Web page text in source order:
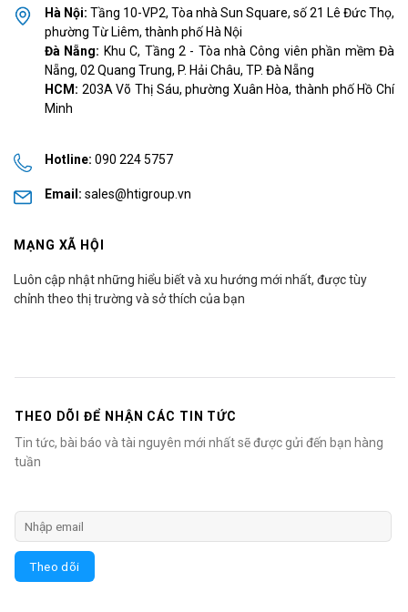
Hà Nội: Tầng 10-VP2, Tòa nhà Sun Square, số 21 Lê Đức Thọ,
phường Từ Liêm, thành phố Hà Nội
Đà Nẵng: Khu C, Tầng 2 - Tòa nhà Công viên phần mềm Đà
Nẵng, 02 Quang Trung, P. Hải Châu, TP. Đà Nẵng
HCM: 203A Võ Thị Sáu, phường Xuân Hòa, thành phố Hồ Chí
Minh
Hotline: 090 224 5757
Email: sales@htigroup.vn
MẠNG XÃ HỘI
Luôn cập nhật những hiểu biết và xu hướng mới nhất, được tùy
chỉnh theo thị trường và sở thích của bạn
THEO DÕI ĐỂ NHẬN CÁC TIN TỨC
Tin tức, bài báo và tài nguyên mới nhất sẽ được gửi đến bạn hàng
tuần